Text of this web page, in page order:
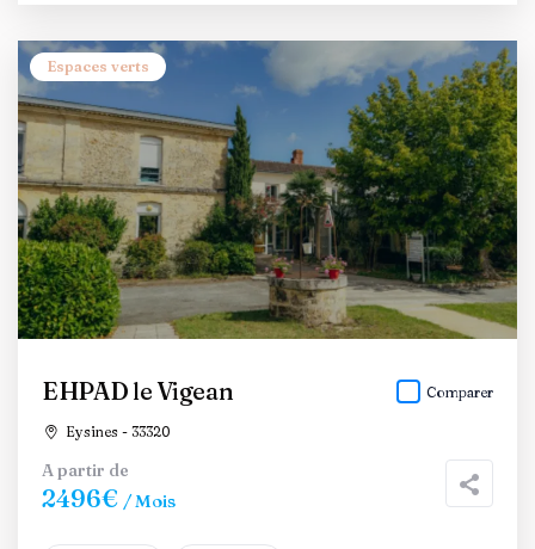
Espaces verts
EHPAD le Vigean
Eysines - 33320
Comparer
A partir de
2496€ / Mois